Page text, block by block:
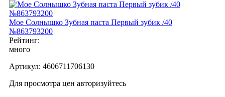
Мое Cолнышко Зубная паста Первый зубик /40
№863793200
Рейтинг:
много
Артикул: 4606711706130
Для просмотра цен авторизуйтесь